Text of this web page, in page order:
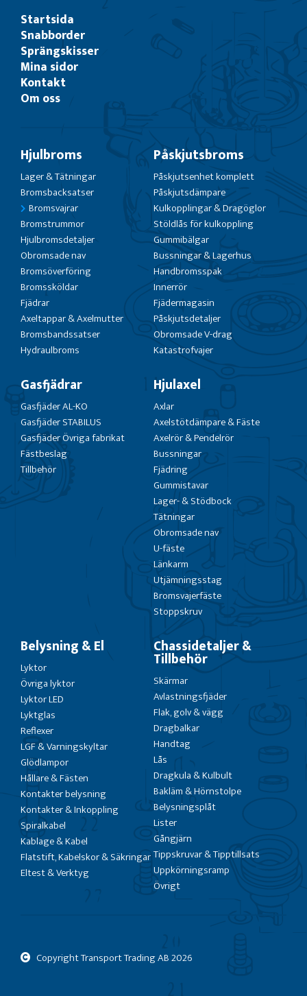
Startsida
Snabborder
Sprängskisser
Mina sidor
Kontakt
Om oss
Hjulbroms
Lager & Tätningar
Bromsbacksatser
Bromsvajrar
Bromstrummor
Hjulbromsdetaljer
Obromsade nav
Bromsöverföring
Bromssköldar
Fjädrar
Axeltappar & Axelmutter
Bromsbandssatser
Hydraulbroms
Påskjutsbroms
Påskjutsenhet komplett
Påskjutsdämpare
Kulkopplingar & Dragöglor
Stöldlås för kulkoppling
Gummibälgar
Bussningar & Lagerhus
Handbromsspak
Innerrör
Fjädermagasin
Påskjutsdetaljer
Obromsade V-drag
Katastrofvajer
Gasfjädrar
Gasfjäder AL-KO
Gasfjäder STABILUS
Gasfjäder Övriga fabrikat
Fästbeslag
Tillbehör
Hjulaxel
Axlar
Axelstötdämpare & Fäste
Axelrör & Pendelrör
Bussningar
Fjädring
Gummistavar
Lager- & Stödbock
Tätningar
Obromsade nav
U-fäste
Länkarm
Utjämningsstag
Bromsvajerfäste
Stoppskruv
Belysning & El
Lyktor
Övriga lyktor
Lyktor LED
Lyktglas
Reflexer
LGF & Varningskyltar
Glödlampor
Hållare & Fästen
Kontakter belysning
Kontakter & Inkoppling
Spiralkabel
Kablage & Kabel
Flatstift, Kabelskor & Säkringar
Eltest & Verktyg
Chassidetaljer &
Tillbehör
Skärmar
Avlastningsfjäder
Flak, golv & vägg
Dragbalkar
Handtag
Lås
Dragkula & Kulbult
Bakläm & Hörnstolpe
Belysningsplåt
Lister
Gångjärn
Tippskruvar & Tipptillsats
Uppkörningsramp
Övrigt
Copyright Transport Trading AB2026